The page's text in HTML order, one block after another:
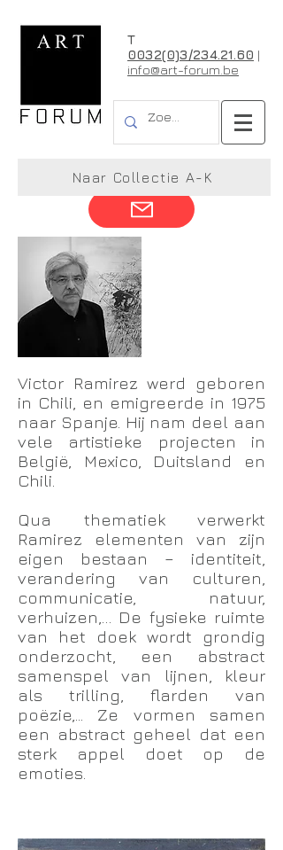
T
0032(0)3/234.21.60 |
info@art-forum.be
Victor Ramirez
Victor Ramirez werd geboren
in Chili, en emigreerde in 1975
naar Spanje. Hij nam deel aan
vele artistieke projecten in
België, Mexico, Duitsland en
Chili.
Qua thematiek verwerkt
Ramirez elementen van zijn
eigen bestaan – identiteit,
verandering van culturen,
communicatie, natuur,
verhuizen,… De fysieke ruimte
van het doek wordt grondig
onderzocht, een abstract
samenspel van lijnen, kleur
als trilling, flarden van
poëzie,... Ze vormen samen
een abstract geheel dat een
sterk appel doet op de
emoties.
Naar Collectie A-K